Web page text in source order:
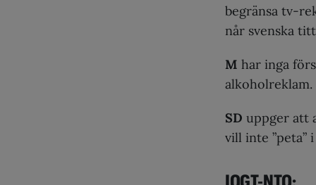
begränsa tv-
når svenska
M har inga
alkoholreklam.
SD uppger att
vill inte ”peta”